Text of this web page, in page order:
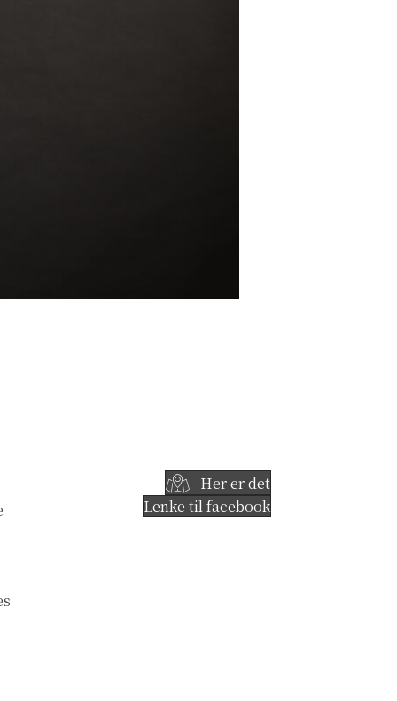
Her er det
Lenke til facebook